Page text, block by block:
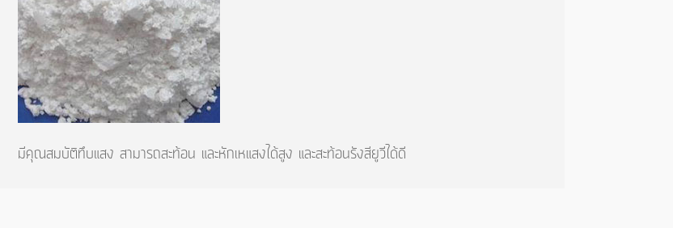
มีคุณสมบัติทึบแสง สามารถสะท้อน และหักเหแสงได้สูง และสะท้อนรังสียูวีได้ดี